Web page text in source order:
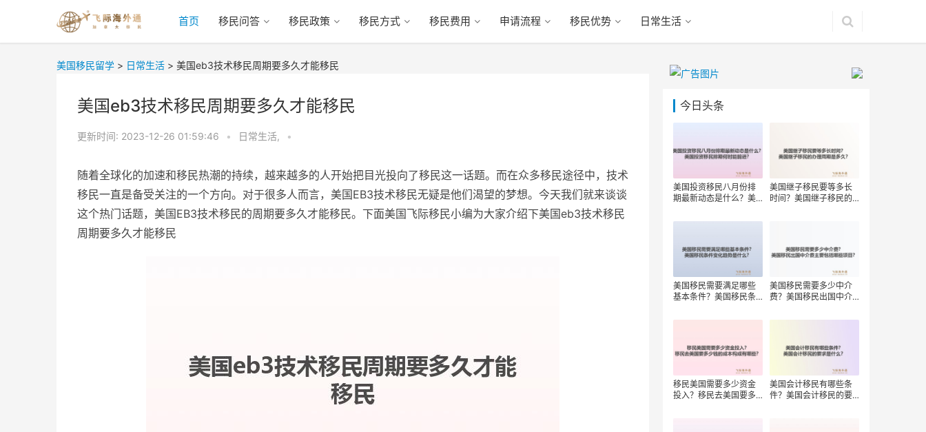
首页 移民问答 移民政策 移民方式 移民费用 申请流程 移民优势 日常生活
美国移民留学 > 日常生活 > 美国eb3技术移民周期要多久才能移民
美国eb3技术移民周期要多久才能移民
更新时间: 2023-12-26 01:59:46 • 日常生活, •
随着全球化的加速和移民热潮的持续，越来越多的人开始把目光投向了移民这一话题。而在众多移民途径中，技术
移民一直是备受关注的一个方向。对于很多人而言，美国EB3技术移民无疑是他们渴望的梦想。今天我们就来谈谈
这个热门话题，美国EB3技术移民的周期要多久才能移民。下面美国飞际移民小编为大家介绍下美国eb3技术移民
周期要多久才能移民
今日头条
美国投资移民八月份排
期最新动态是什么？美
前进？
美国继子移民要等多长
时间？美国继子移民的
美国移民需要满足哪些
基本条件？美国移民条
美国移民需要多少中介
费？美国移民出国中介
移民美国需要多少资金
投入？移民去美国要多
美国会计移民有哪些条
件？美国会计移民的要